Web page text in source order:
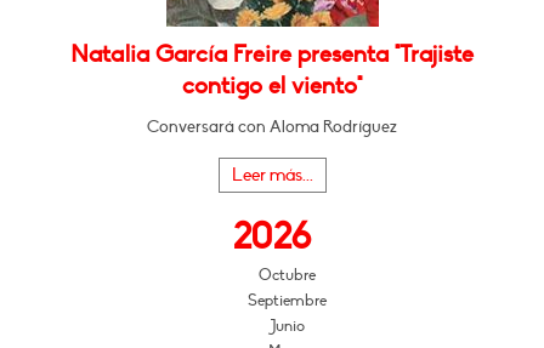
Natalia García Freire presenta "Trajiste
contigo el viento"
Conversará con Aloma Rodríguez
Leer más...
2026
Octubre
Septiembre
Junio